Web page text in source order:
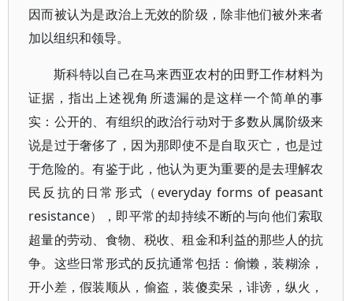
因而被认为是政治上无效的阶级，除非他们被外来者
加以组织和领导。
斯科特以自己在马来西亚农村的田野工作材料为
证据，指出上述视角所遗漏的是这样一个简单的事
实：公开的、有组织的政治行动对于多数从属阶级来
说是过于奢侈了，因为那即使不是自取灭亡，也是过
于危险的。有鉴于此，他认为更为重要的是去理解农
民反抗的日常形式（everyday forms of peasant
resistance），即平常的却持续不断的与向他们索取
超量的劳动、食物、税收、租金和利益的那些人的抗
争。这些日常形式的反抗通常包括：偷懒，装糊涂，
开小差，假装顺从，偷盗，装傻卖呆，诽谤，纵火，